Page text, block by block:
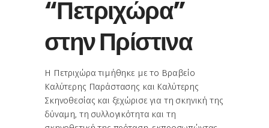
“Πετριχώρα”
στην Πρίστινα
Η Πετριχώρα τιμήθηκε με το Βραβείο
Καλύτερης Παράστασης και Καλύτερης
Σκηνοθεσίας και ξεχώρισε για τη σκηνική της
δύναμη, τη συλλογικότητα και τη